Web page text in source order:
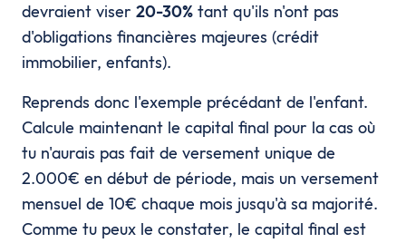
devraient viser 20-30% tant qu'ils n'ont pas
d'obligations financières majeures (crédit
immobilier, enfants).
Reprends donc l'exemple précédant de l'enfant.
Calcule maintenant le capital final pour la cas où
tu n'aurais pas fait de versement unique de
2.000€ en début de période, mais un versement
mensuel de 10€ chaque mois jusqu'à sa majorité.
Comme tu peux le constater, le capital final est